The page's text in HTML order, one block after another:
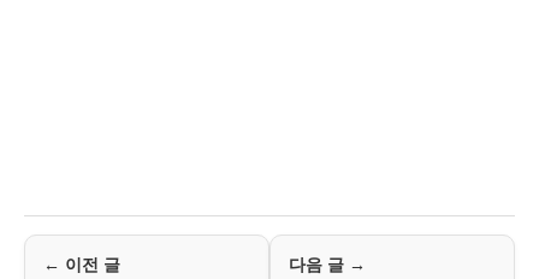
← 이전 글 다음 글 →